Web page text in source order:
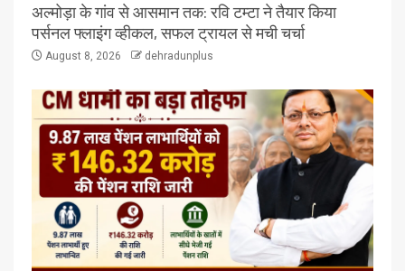
अल्मोड़ा के गांव से आसमान तक: रवि टम्टा ने तैयार किया
पर्सनल फ्लाइंग व्हीकल, सफल ट्रायल से मची चर्चा
August 8, 2026 dehradunplus